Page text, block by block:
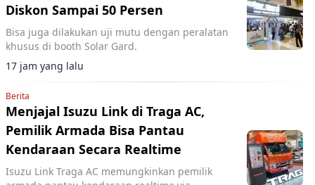
Diskon Sampai 50 Persen
Bisa juga dilakukan uji mutu dengan peralatan
khusus di booth Solar Gard.
17 jam yang lalu
Berita
Menjajal Isuzu Link di Traga AC,
Pemilik Armada Bisa Pantau
Kendaraan Secara Realtime
Isuzu Link Traga AC memungkinkan pemilik